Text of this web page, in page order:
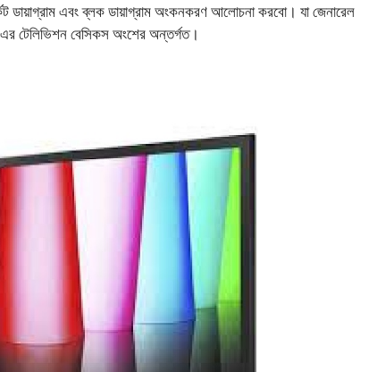
ডায়াগ্রাম এবং ব্লক ডায়াগ্রাম অংকনকরণ আলোচনা করবো। যা জেনারেল
টেলিভিশন বেসিকস অংশের অন্তর্গত।